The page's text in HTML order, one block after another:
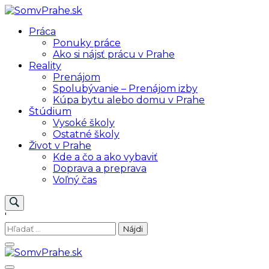
Skip
content
SomvPrahe.sk
Pre lepší život v Prahe
Práca
Ponuky práce
Ako si nájsť prácu v Prahe
Reality
Prenájom
Spolubývanie – Prenájom izby
Kúpa bytu alebo domu v Prahe
Štúdium
Vysoké školy
Ostatné školy
Život v Prahe
Kde a čo a ako vybaviť
Doprava a preprava
Voľný čas
'
Hľadať: